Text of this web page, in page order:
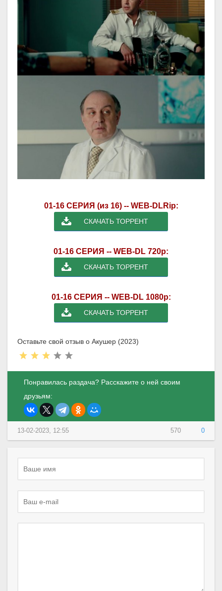
01-16 СЕРИЯ (из 16) -- WEB-DLRip:
СКАЧАТЬ ТОРРЕНТ
01-16 СЕРИЯ -- WEB-DL 720p:
СКАЧАТЬ ТОРРЕНТ
01-16 СЕРИЯ -- WEB-DL 1080p:
СКАЧАТЬ ТОРРЕНТ
Оставьте свой отзыв о Акушер (2023)
Понравилась раздача? Расскажите о ней своим
друзьям:
570 0
13-02-2023, 12:55